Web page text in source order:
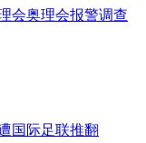
会奥理会报警调查
国际足联推翻